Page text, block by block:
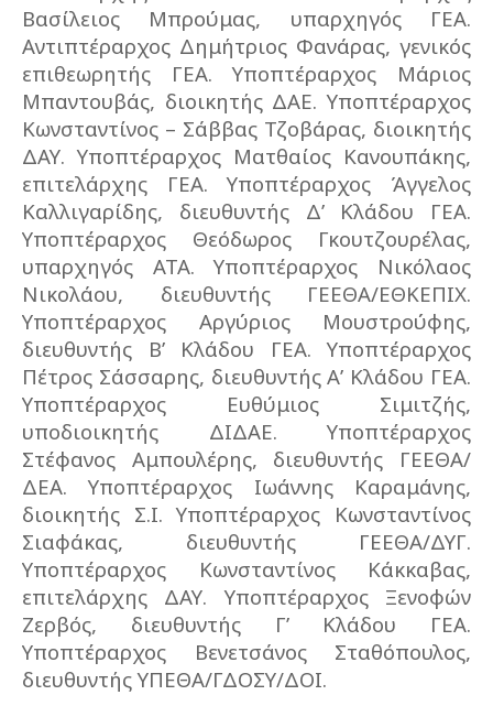
Βασίλειος Μπρούμας, υπαρχηγός ΓΕΑ.
Αντιπτέραρχος Δημήτριος Φανάρας, γενικός
επιθεωρητής ΓΕΑ. Υποπτέραρχος Μάριος
Μπαντουβάς, διοικητής ΔΑΕ. Υποπτέραρχος
Κωνσταντίνος – Σάββας Τζοβάρας, διοικητής
ΔΑΥ. Υποπτέραρχος Ματθαίος Κανουπάκης,
επιτελάρχης ΓΕΑ. Υποπτέραρχος Άγγελος
Καλλιγαρίδης, διευθυντής Δ’ Κλάδου ΓΕΑ.
Υποπτέραρχος Θεόδωρος Γκουτζουρέλας,
υπαρχηγός ΑΤΑ. Υποπτέραρχος Νικόλαος
Νικολάου, διευθυντής ΓΕΕΘΑ/ΕΘΚΕΠΙΧ.
Υποπτέραρχος Αργύριος Μουστρούφης,
διευθυντής Β’ Κλάδου ΓΕΑ. Υποπτέραρχος
Πέτρος Σάσσαρης, διευθυντής Α’ Κλάδου ΓΕΑ.
Υποπτέραρχος Ευθύμιος Σιμιτζής,
υποδιοικητής ΔΙΔΑΕ. Υποπτέραρχος
Στέφανος Αμπουλέρης, διευθυντής ΓΕΕΘΑ/
ΔΕΑ. Υποπτέραρχος Ιωάννης Καραμάνης,
διοικητής Σ.Ι. Υποπτέραρχος Κωνσταντίνος
Σιαφάκας, διευθυντής ΓΕΕΘΑ/ΔΥΓ.
Υποπτέραρχος Κωνσταντίνος Κάκκαβας,
επιτελάρχης ΔΑΥ. Υποπτέραρχος Ξενοφών
Ζερβός, διευθυντής Γ’ Κλάδου ΓΕΑ.
Υποπτέραρχος Βενετσάνος Σταθόπουλος,
διευθυντής ΥΠΕΘΑ/ΓΔΟΣΥ/ΔΟΙ.